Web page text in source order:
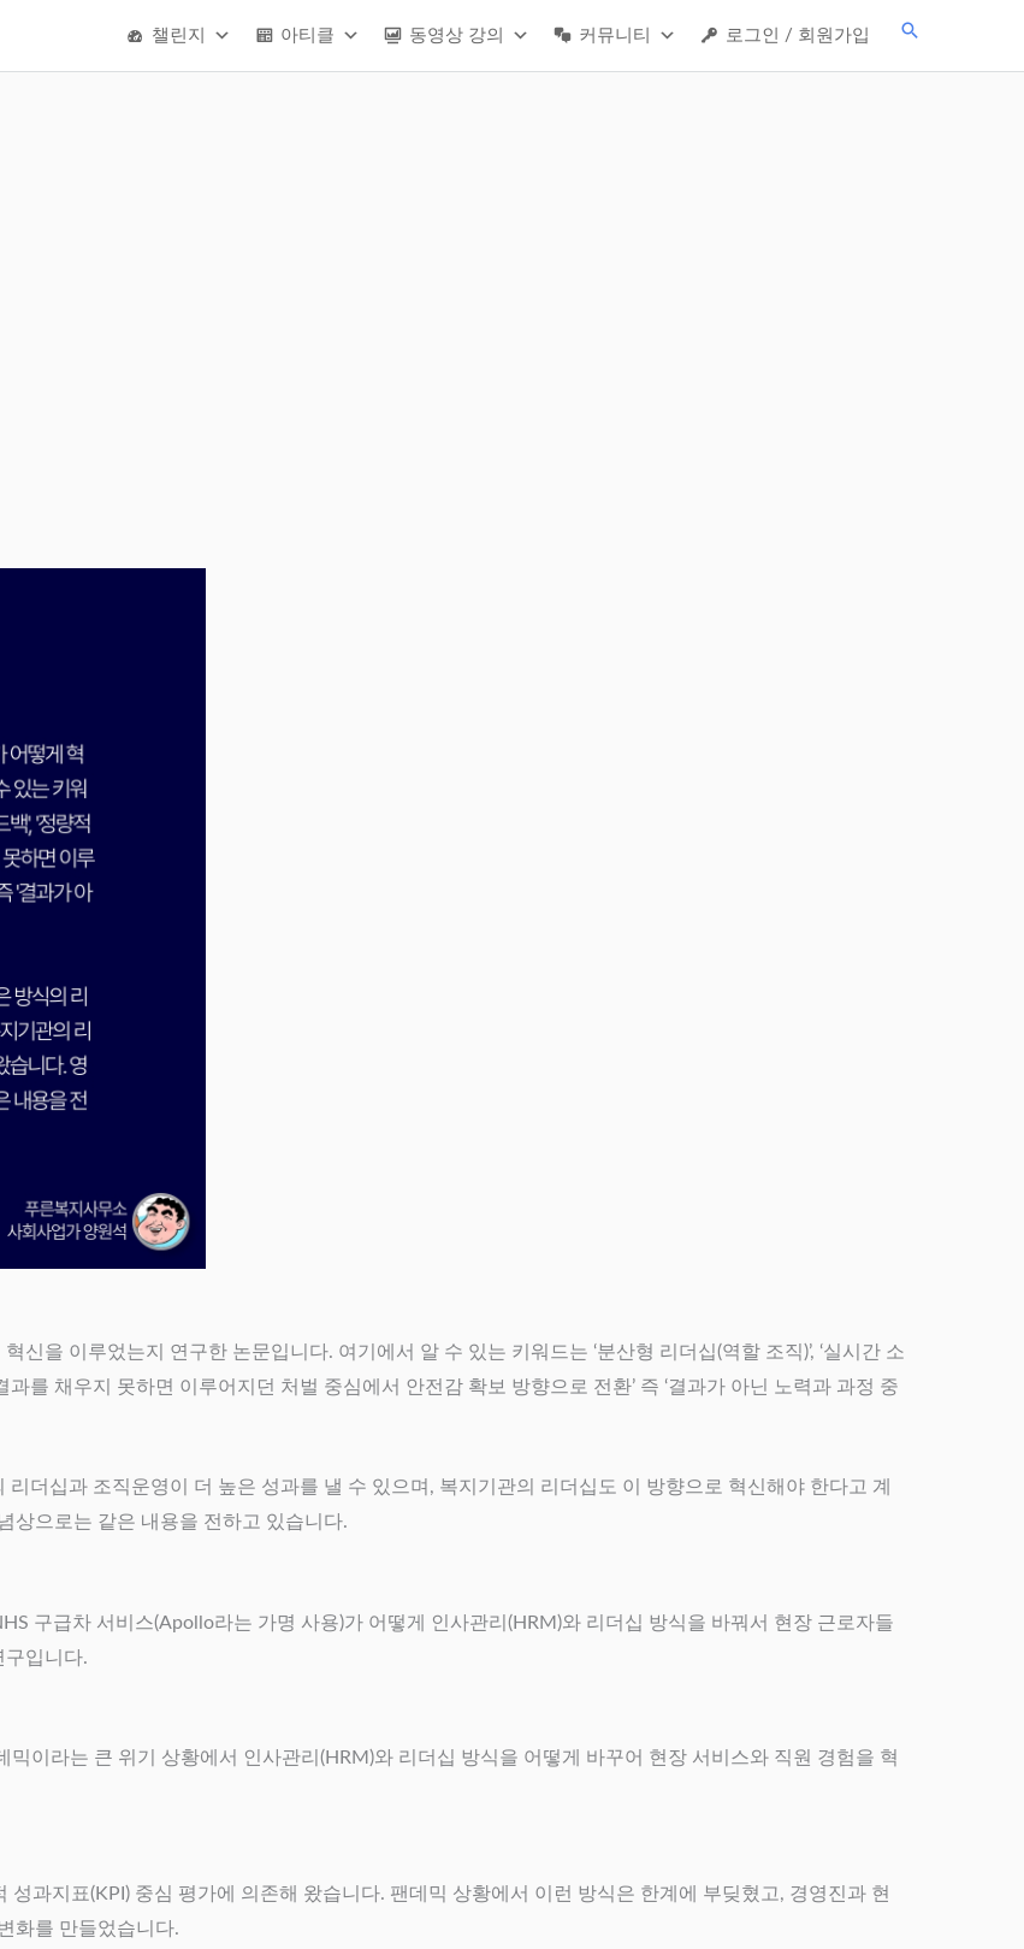
챌린지 아티클 동영상 강의 커뮤니티 로그인 / 회원가입
검
신을 이루었는지 연구한 논문입니다. 여기에서 알 수 있는 키워드는 ‘분산형 리더십(역할 조직)’, ‘실시간 소
과를 채우지 못하면 이루어지던 처벌 중심에서 안전감 확보 방향으로 전환’ 즉 ‘결과가 아닌 노력과 과정 중
더십과 조직운영이 더 높은 성과를 낼 수 있으며, 복지기관의 리더십도 이 방향으로 혁신해야 한다고 계
상으로는 같은 내용을 전하고 있습니다.
구급차 서비스(Apollo라는 가명 사용)가 어떻게 인사관리(HRM)와 리더십 방식을 바꿔서 현장 근로자들
구입니다.
이라는 큰 위기 상황에서 인사관리(HRM)와 리더십 방식을 어떻게 바꾸어 현장 서비스와 직원 경험을 혁
과지표(KPI) 중심 평가에 의존해 왔습니다. 팬데믹 상황에서 이런 방식은 한계에 부딪혔고, 경영진과 현
화를 만들었습니다.